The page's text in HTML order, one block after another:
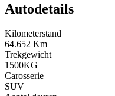
Autodetails
Kilometerstand
64.652 Km
Trekgewicht
1500KG
Carosserie
SUV